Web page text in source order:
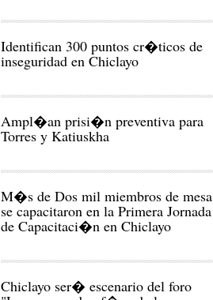
Identifican 300 puntos cr�ticos de
inseguridad en Chiclayo
Ampl�an prisi�n preventiva para
Torres y Katiuskha
M�s de Dos mil miembros de mesa
se capacitaron en la Primera Jornada
de Capacitaci�n en Chiclayo
Chiclayo ser� escenario del foro